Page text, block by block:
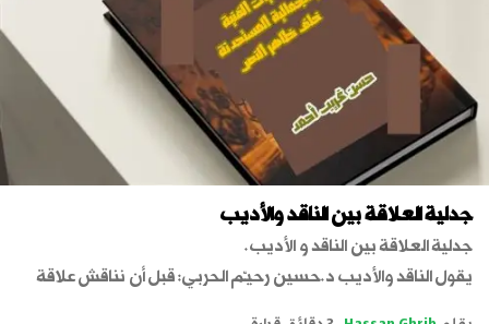
جدلية العلاقة بين الناقد والأديب
جدلية العلاقة بين الناقد و الأديب.
يقول الناقد والأديب د.حسين رحيـّم الحربي: قبل أن نناقش علاقة